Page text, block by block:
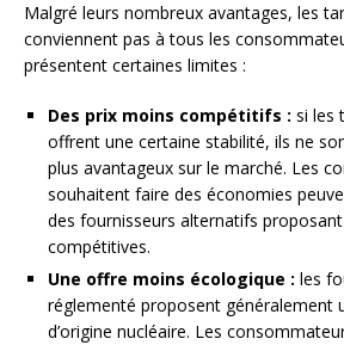
Malgré leurs nombreux avantages, les
conviennent pas à tous les
présentent certaines limites :
Des prix moins compétitifs : si les
offrent une certaine stabilité, ils ne
plus avantageux sur le marché. Les
souhaitent faire des économies
des fournisseurs alternatifs
compétitives.
Une offre moins écologique : les
réglementé proposent généralement
d’origine nucléaire. Les